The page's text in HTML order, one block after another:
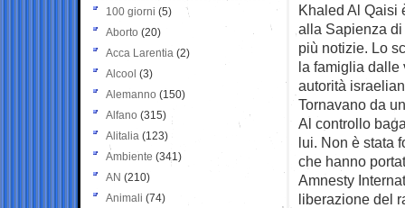
Khaled Al Qaisi
alla Sapienza
più notizie. Lo
la famiglia dalle
autorità
Tornavano da
Al controllo
lui. Non è stata
che hanno
Amnesty
liberazione del
100 giorni (5)
Aborto (20)
Acca Larentia (2)
Alcool (3)
Alemanno (150)
Alfano (315)
Alitalia (123)
Ambiente (341)
AN (210)
Animali (74)